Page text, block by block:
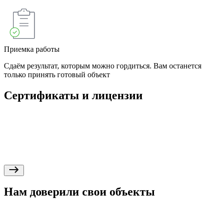
Приемка работы
Сдаём результат, которым можно гордиться. Вам останется
только принять готовый объект
Сертификаты и лицензии
Нам доверили свои объекты